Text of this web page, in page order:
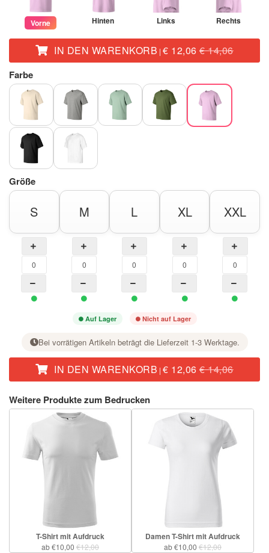
Vorne Hinten Links Rechts
IN DEN WARENKORB |€ 12,06€ 14,06
Farbe
Größe
S M L XL XXL
Auf Lager Nicht auf Lager
Bei vorrätigen Artikeln beträgt die Lieferzeit 1-3 Werktage.
IN DEN WARENKORB |€ 12,06€ 14,06
Weitere Produkte zum Bedrucken
T-Shirt mit Aufdruck
ab €10,00 €12,00
Damen T-Shirt mit Aufdruck
ab €10,00 €12,00